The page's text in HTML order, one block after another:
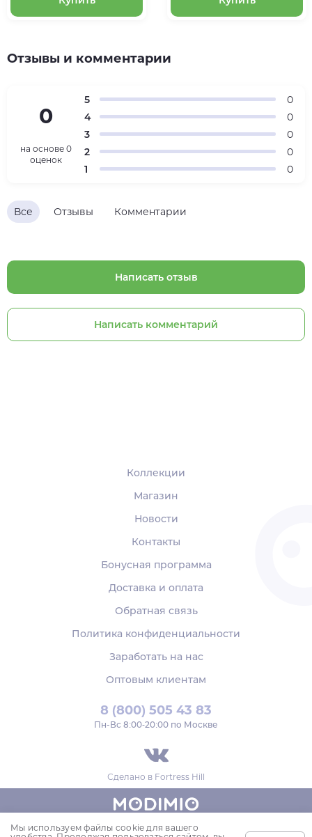
Отзывы и комментарии
Все Отзывы Комментарии
Написать отзыв
Написать комментарий
0
на основе 0
оценок
5
0
4
0
3
0
2
0
1
0
8 (800) 505 43 83
Пн‑Вс 8:00-20:00 по Москве
Сделано в Fortress Hill
Коллекции
Магазин
Новости
Контакты
Бонусная программа
Доставка и оплата
Обратная связь
Политика конфиденциальности
Заработать на нас
Оптовым клиентам
© 2018-2026,
Мы используем файлы cookie для вашего